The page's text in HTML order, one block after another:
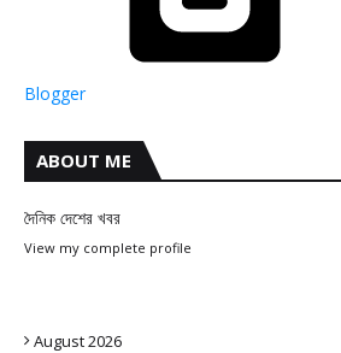
Blogger
ABOUT ME
দৈনিক দেশের খবর
View my complete profile
August 2026